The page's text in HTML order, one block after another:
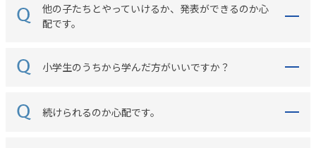
他の子たちとやっていけるか、発表ができるのか心
配です。
小学生のうちから学んだ方がいいですか？
続けられるのか心配です。